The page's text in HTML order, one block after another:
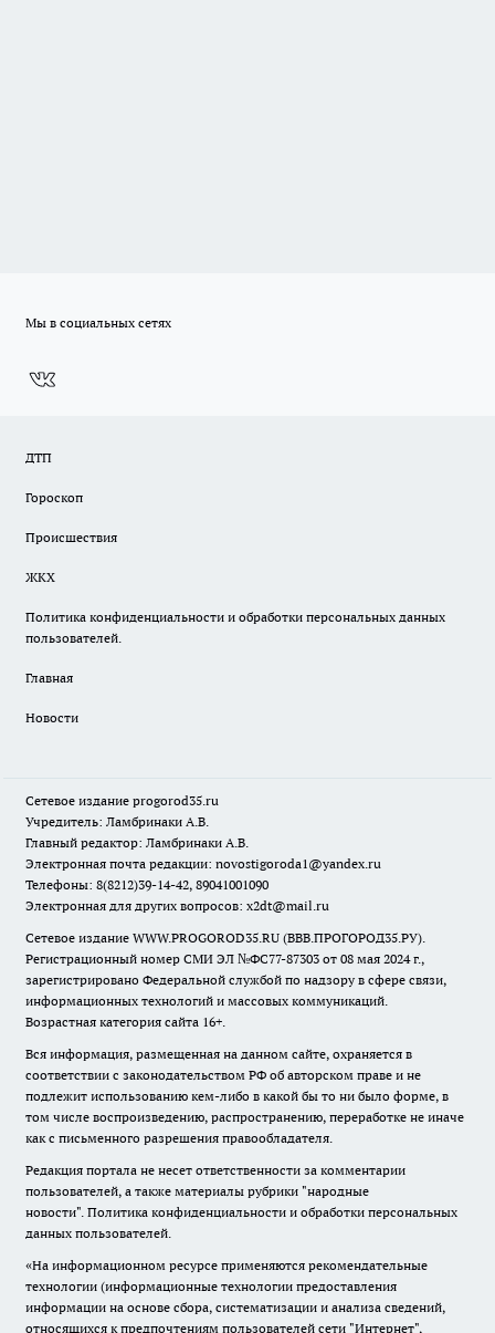
Мы в социальных сетях
ДТП
Гороскоп
Происшествия
ЖКХ
Политика конфиденциальности и обработки персональных данных
пользователей.
Главная
Новости
Сетевое издание progorod35.ru
Учредитель: Ламбринаки А.В.
Главный редактор: Ламбринаки А.В.
Электронная почта редакции: novostigoroda1@yandex.ru
Телефоны: 8(8212)39-14-42, 89041001090
Электронная для других вопросов: x2dt@mail.ru
Сетевое издание WWW.PROGOROD35.RU (ВВВ.ПРОГОРОД35.РУ).
Регистрационный номер СМИ ЭЛ №ФС77-87303 от 08 мая 2024 г.,
зарегистрировано Федеральной службой по надзору в сфере связи,
информационных технологий и массовых коммуникаций.
Возрастная категория сайта 16+.
Вся информация, размещенная на данном сайте, охраняется в
соответствии с законодательством РФ об авторском праве и не
подлежит использованию кем-либо в какой бы то ни было форме, в
том числе воспроизведению, распространению, переработке не иначе
как с письменного разрешения правообладателя.
Редакция портала не несет ответственности за комментарии
пользователей, а также материалы рубрики "народные
новости". Политика конфиденциальности и обработки персональных
данных пользователей.
«На информационном ресурсе применяются рекомендательные
технологии (информационные технологии предоставления
информации на основе сбора, систематизации и анализа сведений,
относящихся к предпочтениям пользователей сети "Интернет",